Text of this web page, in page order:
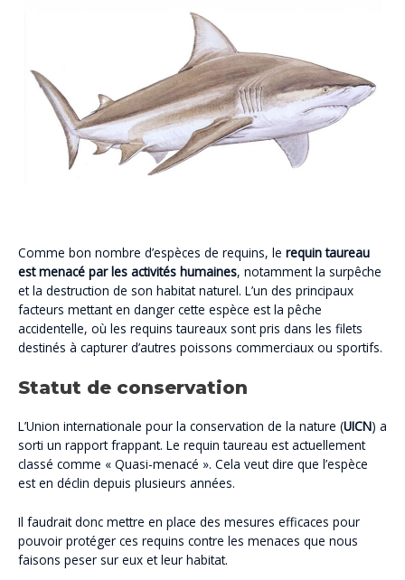
Comme bon nombre d’espèces de requins, le requin taureau
est menacé par les activités humaines, notamment la surpêche
et la destruction de son habitat naturel. L’un des principaux
facteurs mettant en danger cette espèce est la pêche
accidentelle, où les requins taureaux sont pris dans les filets
destinés à capturer d’autres poissons commerciaux ou sportifs.
Statut de conservation
L’Union internationale pour la conservation de la nature (UICN) a
sorti un rapport frappant. Le requin taureau est actuellement
classé comme « Quasi-menacé ». Cela veut dire que l’espèce
est en déclin depuis plusieurs années.
Il faudrait donc mettre en place des mesures efficaces pour
pouvoir protéger ces requins contre les menaces que nous
faisons peser sur eux et leur habitat.